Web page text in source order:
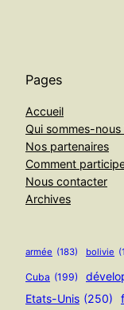
Pages
Accueil
Qui sommes-nous
Nos partenaires
Comment
Nous contacter
Archives
armée (183) bolivie
Cuba (199)
Etats-Unis (250)